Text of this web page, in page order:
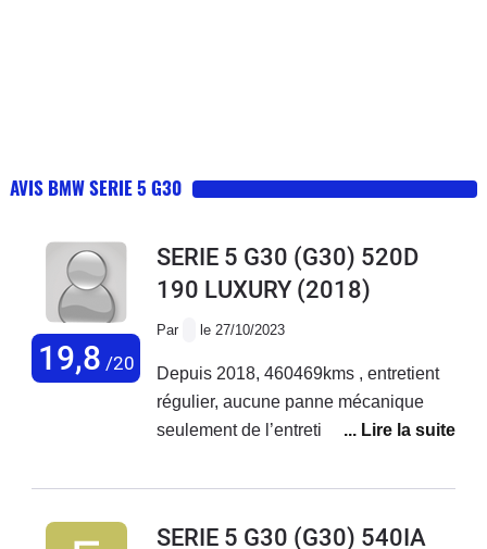
AVIS BMW SERIE 5 G30
19,8 /20
SERIE 5 G30 (G30) 520D
190 LUXURY (2018)
Par le 27/10/2023
Depuis 2018, 460469kms , entretient
régulier, aucune panne mécanique
seulement de l’entretien, une batterie.
très content.
SERIE 5 G30 (G30) 540IA